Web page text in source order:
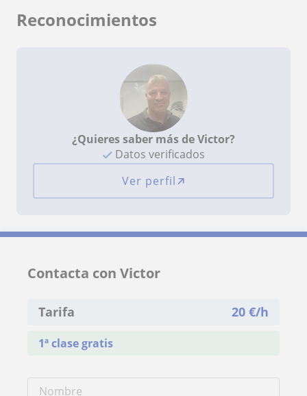
Reconocimientos
¿Quieres saber más de Victor?
Datos verificados
Ver perfil
Contacta con Victor
Tarifa 20 €/h
1ª clase gratis